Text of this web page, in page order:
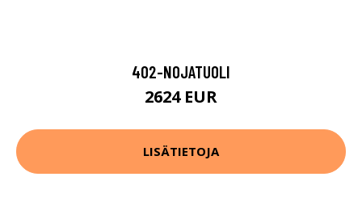
402-NOJATUOLI
2624 EUR
LISÄTIETOJA